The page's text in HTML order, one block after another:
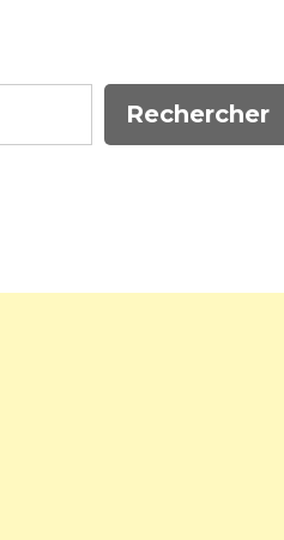
Rechercher